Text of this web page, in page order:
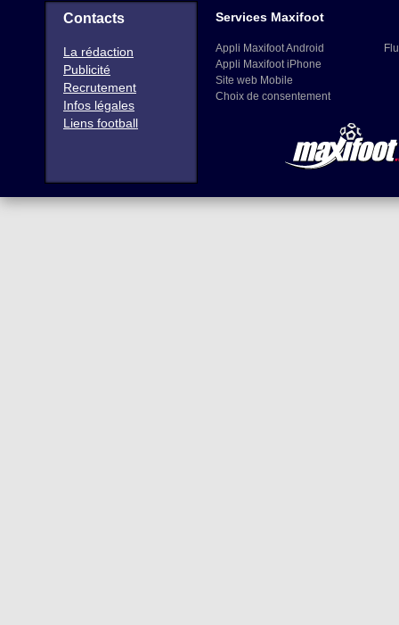
Contacts
La rédaction
Publicité
Recrutement
Infos légales
Liens football
Services Maxifoot
Appli Maxifoot Android
Appli Maxifoot iPhone
Site web Mobile
Choix de consentement